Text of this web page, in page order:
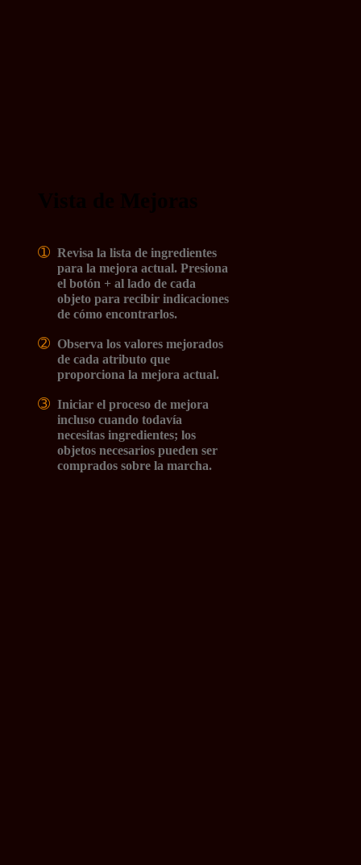
➀ Revisa la lista de ingredientes
para la mejora actual. Presiona
el botón + al lado de cada
objeto para recibir indicaciones
de cómo encontrarlos.
➁ Observa los valores mejorados
de cada atributo que
proporciona la mejora actual.
➂ Iniciar el proceso de mejora
incluso cuando todavía
necesitas ingredientes; los
objetos necesarios pueden ser
comprados sobre la marcha.